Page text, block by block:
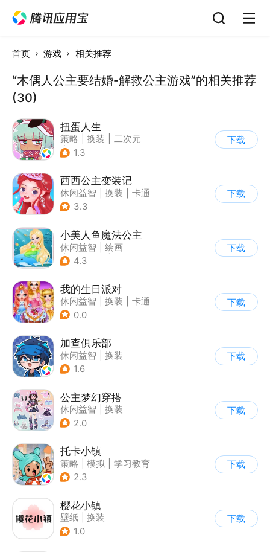
首页 游戏 相关推荐
“木偶人公主要结婚-解救公主游戏”的相关推荐
(30)
扭蛋人生
策略 换装
二次元
| 休闲益智
1.3
下载
西西公主变装记
休闲益智 换装
卡通
3.3
下载
小美人鱼魔法公主
休闲益智
绘画
| 儿童游戏
4.3
下载
我的生日派对
休闲益智 换装
卡通
0.0
下载
加查俱乐部
休闲益智
换装
1.6
下载
公主梦幻穿搭
休闲益智
换装
| 女性向
2.0
下载
托卡小镇
策略 模拟
学习教育
| Q版
2.3
下载
樱花小镇
壁纸
换装
1.0
下载